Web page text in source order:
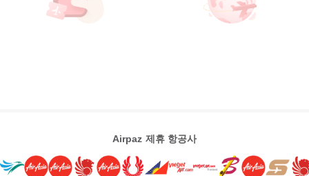
Airpaz 제휴 항공사